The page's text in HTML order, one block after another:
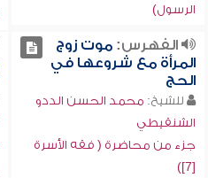
الرسول)
الفهرس:موت زوج
المرأة مع شروعها في
الحج
للشيخ: محمد الحسن الددو
الشنقيطي
جزء من محاضرة ( فقه الأسرة
[7])